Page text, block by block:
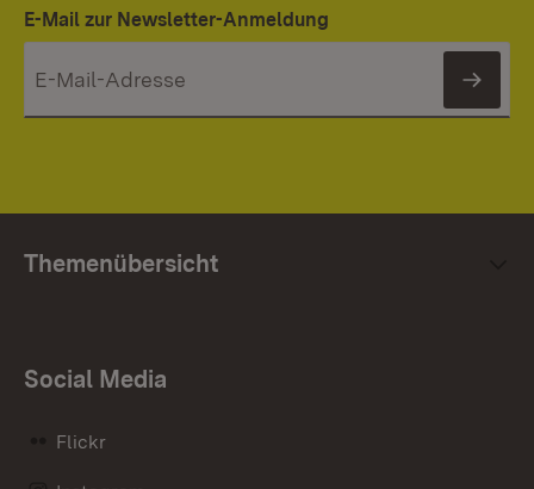
E-Mail zur Newsletter-Anmeldung
Themenübersicht
Social Media
Flickr